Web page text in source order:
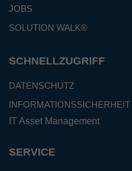
JOBS
SOLUTION WALK®
SCHNELLZUGRIFF
DATENSCHUTZ
INFORMATIONSSICHERHEIT
IT Asset Management
SERVICE